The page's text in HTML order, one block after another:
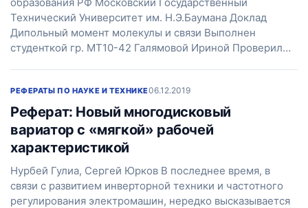
Технический Университет им. Н.Э.Баумана Доклад
Дипольный момент молекулы и связи Выполнен
студенткой гр. МТ10-42 Галямовой Ириной Проверил…
РЕФЕРАТЫ ПО НАУКЕ И ТЕХНИКЕ06.12.2019
Реферат: Новый многодисковый
вариатор с «мягкой» рабочей
характеристикой
Нурбей Гулиа, Сергей Юрков В последнее время, в
связи с развитием инверторной техники и частотного
регулирования электромашин, нередко высказывается